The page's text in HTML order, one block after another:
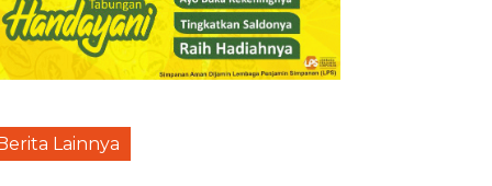
Berita Lainnya